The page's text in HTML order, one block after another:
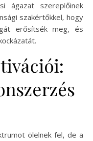
ágazat szereplőinek
szakértőkkel, hogy
erősítsék meg, és
ölelnek fel, de a